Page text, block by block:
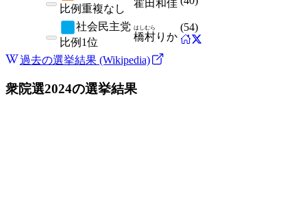
比例重複なし 霍田和佳
社会民主党
比例 1位 橋村
はしむら
りか
(54)
過去の選挙結果 (Wikipedia)
衆院選2024の選挙結果